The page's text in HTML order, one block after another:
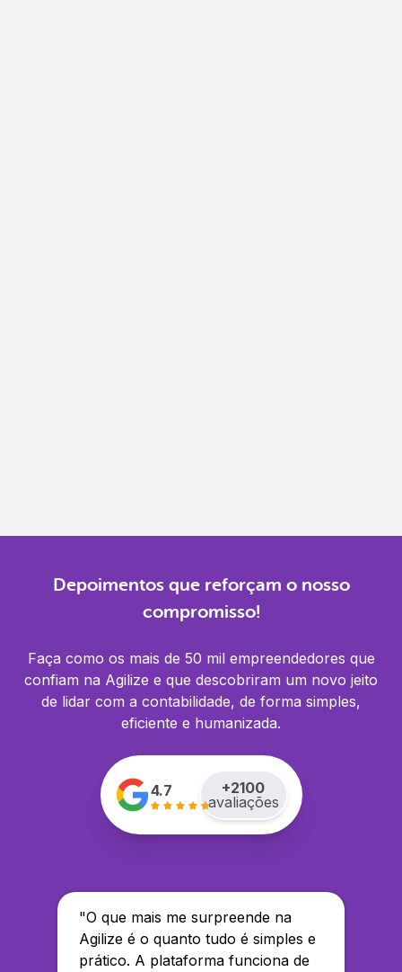
Depoimentos que reforçam o nosso
compromisso!
Faça como os mais de 50 mil empreendedores que
confiam na Agilize e que descobriram um novo jeito
de lidar com a contabilidade, de forma simples,
eficiente e humanizada.
4.7 +2100
avaliações
"O que mais me surpreende na
Agilize é o quanto tudo é simples e
prático. A plataforma funciona de